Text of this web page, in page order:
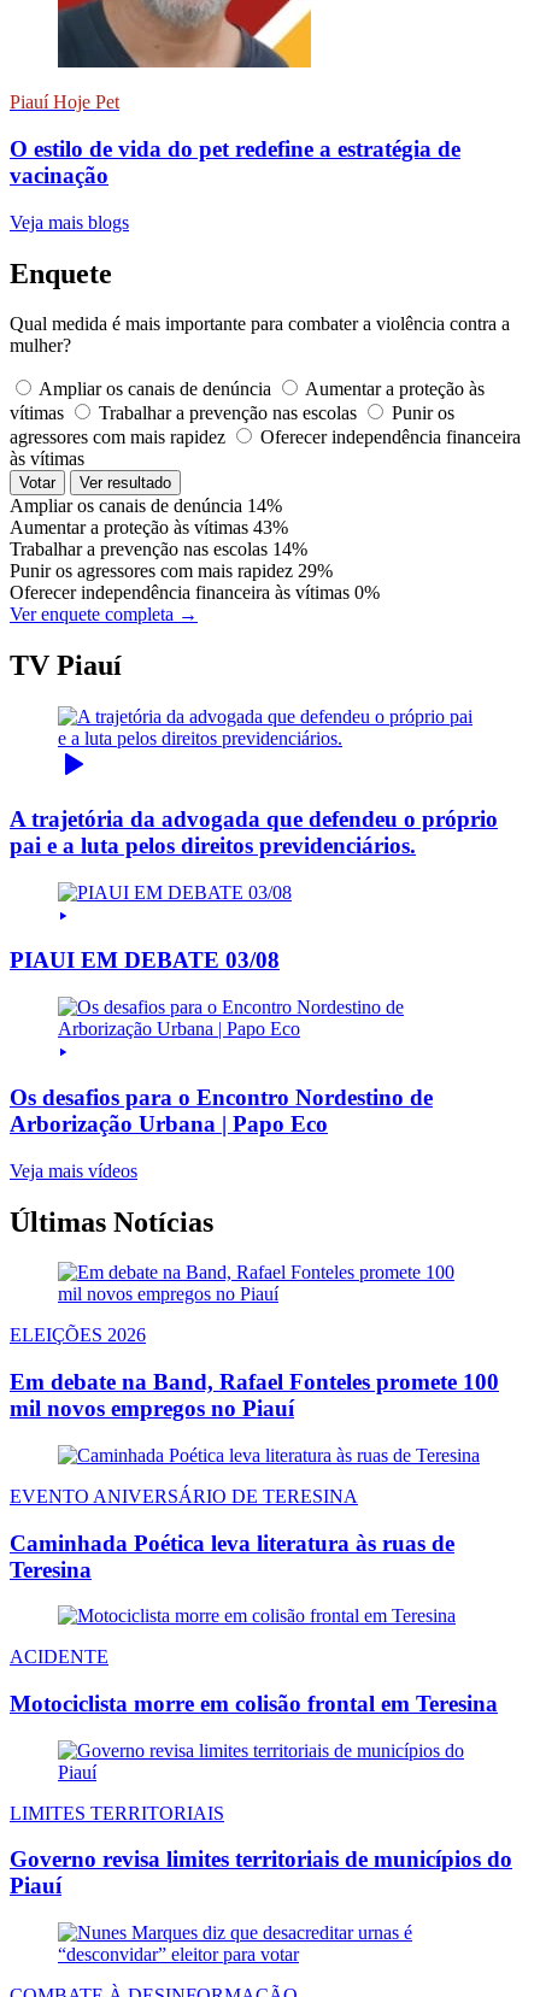
Piauí Hoje Pet
O estilo de vida do pet redefine a estratégia de
vacinação
Veja mais blogs
Enquete
Qual medida é mais importante para combater a violência contra a
mulher?
Ampliar os canais de denúncia
Aumentar a proteção às
vítimas
Trabalhar a prevenção nas escolas
Punir os
agressores com mais rapidez
Oferecer independência financeira
às vítimas
Votar Ver resultado
Ampliar os canais de denúncia 14%
Aumentar a proteção às vítimas 43%
Trabalhar a prevenção nas escolas 14%
Punir os agressores com mais rapidez 29%
Oferecer independência financeira às vítimas 0%
Ver enquete completa →
TV Piauí
A trajetória da advogada que defendeu o próprio
pai e a luta pelos direitos previdenciários.
PIAUI EM DEBATE 03/08
Os desafios para o Encontro Nordestino de
Arborização Urbana | Papo Eco
Veja mais vídeos
Últimas Notícias
ELEIÇÕES 2026
Em debate na Band, Rafael Fonteles promete 100
mil novos empregos no Piauí
EVENTO ANIVERSÁRIO DE TERESINA
Caminhada Poética leva literatura às ruas de
Teresina
ACIDENTE
Motociclista morre em colisão frontal em Teresina
LIMITES TERRITORIAIS
Governo revisa limites territoriais de municípios do
Piauí